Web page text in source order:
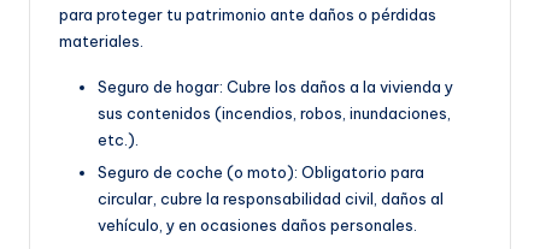
para proteger tu patrimonio ante daños o pérdidas
materiales.
Seguro de hogar: Cubre los daños a la vivienda y
sus contenidos (incendios, robos, inundaciones,
etc.).
Seguro de coche (o moto): Obligatorio para
circular, cubre la responsabilidad civil, daños al
vehículo, y en ocasiones daños personales.